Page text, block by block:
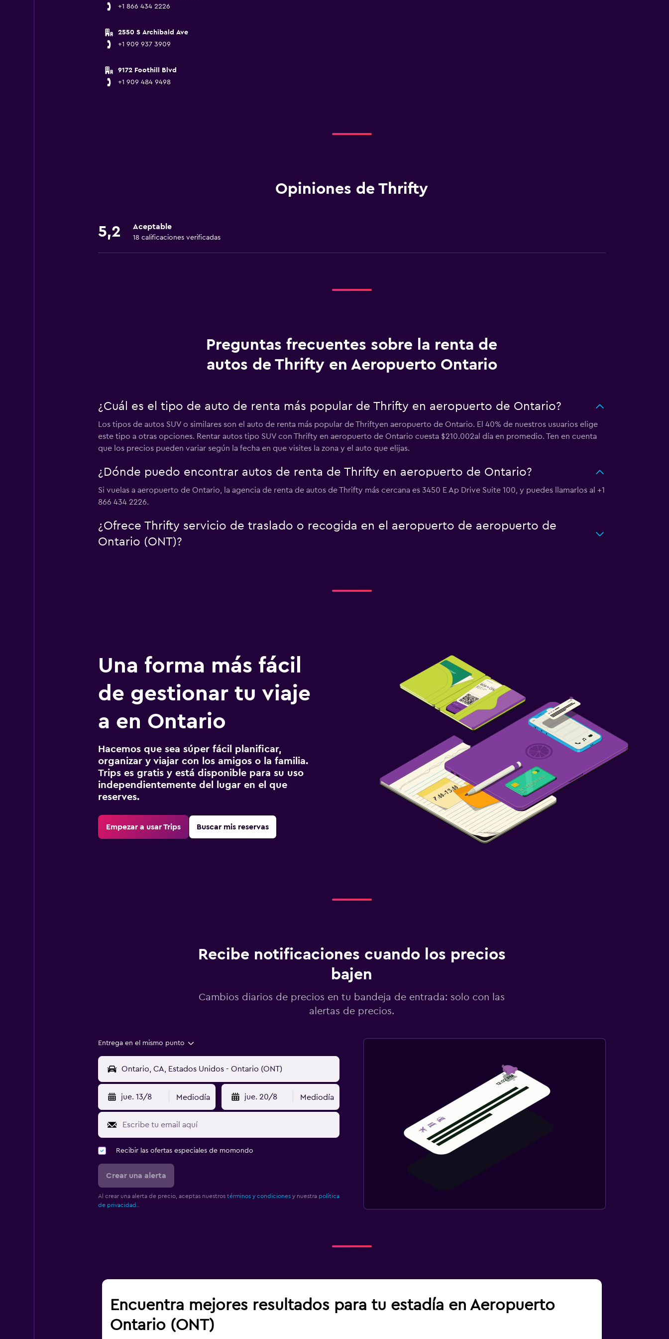
+1 866 434 2226
2550 S Archibald Ave
+1 909 937 3909
9172 Foothill Blvd
+1 909 484 9498
Opiniones de Thrifty
5,2 Aceptable
18 calificaciones verificadas
Preguntas frecuentes sobre la renta de
autos de Thrifty en Aeropuerto Ontario
¿Cuál es el tipo de auto de renta más popular de Thrifty en aeropuerto de Ontario?
Los tipos de autos SUV o similares son el auto de renta más popular de Thriftyen aeropuerto de Ontario. El 40% de nuestros usuarios elige
este tipo a otras opciones. Rentar autos tipo SUV con Thrifty en aeropuerto de Ontario cuesta $210.002al día en promedio. Ten en cuenta
que los precios pueden variar según la fecha en que visites la zona y el auto que elijas.
¿Dónde puedo encontrar autos de renta de Thrifty en aeropuerto de Ontario?
Si vuelas a aeropuerto de Ontario, la agencia de renta de autos de Thrifty más cercana es 3450 E Ap Drive Suite 100, y puedes llamarlos al +1
866 434 2226.
¿Ofrece Thrifty servicio de traslado o recogida en el aeropuerto de aeropuerto de
Ontario (ONT)?
Una forma más fácil
de gestionar tu viaje
a en Ontario
Hacemos que sea súper fácil planificar,
organizar y viajar con los amigos o la familia.
Trips es gratis y está disponible para su uso
independientemente del lugar en el que
reserves.
Empezar a usar Trips Buscar mis reservas
Recibe notificaciones cuando los precios
bajen
Cambios diarios de precios en tu bandeja de entrada: solo con las
alertas de precios.
Entrega en el mismo punto
jue. 13/8 Mediodía jue. 20/8 Mediodía
Recibir las ofertas especiales de momondo
Crear una alerta
Al crear una alerta de precio, aceptas nuestros términos y condicionesy nuestra política
de privacidad.
Encuentra mejores resultados para tu estadía en Aeropuerto
Ontario (ONT)